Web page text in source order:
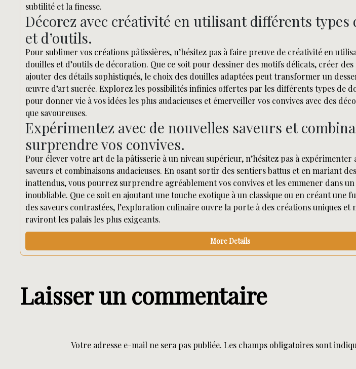
subtilité et la finesse.
Décorez avec créativité en utilisant différents types
et d’outils.
Pour sublimer vos créations pâtissières, n’hésitez pas à faire preuve de créativité en
douilles et d’outils de décoration. Que ce soit pour dessiner des motifs délicats, créer des
ajouter des détails sophistiqués, le choix des douilles adaptées peut transformer un
œuvre d’art sucrée. Explorez les possibilités infinies offertes par les différents types de
pour donner vie à vos idées les plus audacieuses et émerveiller vos convives avec des
que savoureuses.
Expérimentez avec de nouvelles saveurs et
surprendre vos convives.
Pour élever votre art de la pâtisserie à un niveau supérieur, n’hésitez pas à expérimenter
saveurs et combinaisons audacieuses. En osant sortir des sentiers battus et en mariant
inattendus, vous pourrez surprendre agréablement vos convives et les emmener dans
inoubliable. Que ce soit en ajoutant une touche exotique à un classique ou en créant une
des saveurs contrastées, l’exploration culinaire ouvre la porte à des créations uniques et
raviront les palais les plus exigeants.
More Details
Laisser un commentaire
Votre adresse e-mail ne sera pas publiée. Les champs obligatoires sont